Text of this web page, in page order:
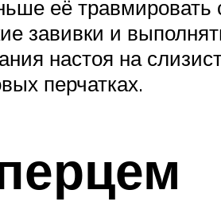
её
завивки и
настоя на
перчатках.